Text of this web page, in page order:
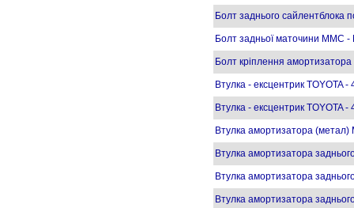
Болт заднього сайлентблока
Болт задньої маточини MMC
Болт кріплення
Втулка - ексцентрик TOYOTA
Втулка - ексцентрик TOYOTA
Втулка амортизатора (метал)
Втулка амортизатора
Втулка амортизатора
Втулка амортизатора